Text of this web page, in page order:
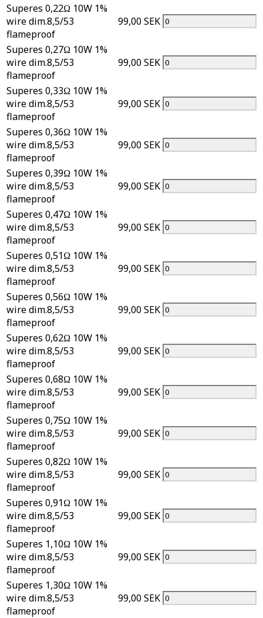
Superes 0,22Ω 10W 1%
wire dim.8,5/53
flameproof
99,00 SEK
Superes 0,27Ω 10W 1%
wire dim.8,5/53
flameproof
99,00 SEK
Superes 0,33Ω 10W 1%
wire dim.8,5/53
flameproof
99,00 SEK
Superes 0,36Ω 10W 1%
wire dim.8,5/53
flameproof
99,00 SEK
Superes 0,39Ω 10W 1%
wire dim.8,5/53
flameproof
99,00 SEK
Superes 0,47Ω 10W 1%
wire dim.8,5/53
flameproof
99,00 SEK
Superes 0,51Ω 10W 1%
wire dim.8,5/53
flameproof
99,00 SEK
Superes 0,56Ω 10W 1%
wire dim.8,5/53
flameproof
99,00 SEK
Superes 0,62Ω 10W 1%
wire dim.8,5/53
flameproof
99,00 SEK
Superes 0,68Ω 10W 1%
wire dim.8,5/53
flameproof
99,00 SEK
Superes 0,75Ω 10W 1%
wire dim.8,5/53
flameproof
99,00 SEK
Superes 0,82Ω 10W 1%
wire dim.8,5/53
flameproof
99,00 SEK
Superes 0,91Ω 10W 1%
wire dim.8,5/53
flameproof
99,00 SEK
Superes 1,10Ω 10W 1%
wire dim.8,5/53
flameproof
99,00 SEK
Superes 1,30Ω 10W 1%
wire dim.8,5/53
flameproof
99,00 SEK